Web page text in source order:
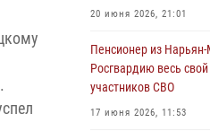
20 июня 2026, 21:01
Пенсионер из
Росгвардию весь
участников СВО
17 июня 2026, 11:53